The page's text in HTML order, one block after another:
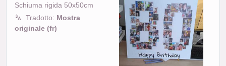
Schiuma rigida 50x50cm
Tradotto: Mostra
originale (fr)